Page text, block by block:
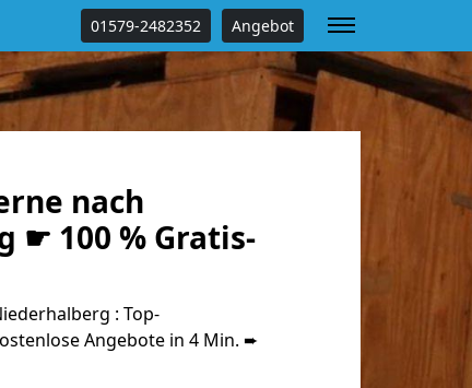
01579-2482352 Angebot
nach
☛ 100 % Gratis-
: Top-
Angebote in 4 Min. ➨